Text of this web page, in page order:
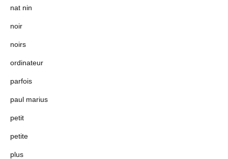
nat nin
noir
noirs
ordinateur
parfois
paul marius
petit
petite
plus